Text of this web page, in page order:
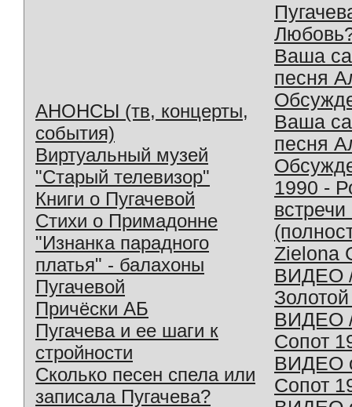
АНОНСЫ (тв, концерты,
события)
Виртуальный музей
"Старый телевизор"
Книги о Пугачевой
Стихи о Примадонне
"Изнанка парадного
платья" - балахоны
Пугачевой
Причёски АБ
Пугачева и ее шаги к
стройности
Сколько песен спела или
записала Пугачева?
Ваша
песня
Ваша
песня
1990 -
Zielona
ВИДЕО
ВИДЕО
Сопот
ВИДЕО
Сопот